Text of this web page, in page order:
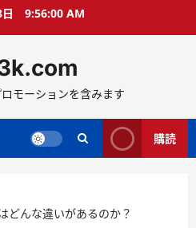
9:56:01 AM
モーションを含みます
購読
どんな違いがあるのか？